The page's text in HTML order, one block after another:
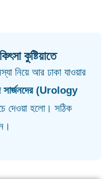
কুষ্টিয়াতে
নিয়ে আর ঢাকা যাওয়ার
সার্জনদের (Urology
দেওয়া হলো। সঠিক